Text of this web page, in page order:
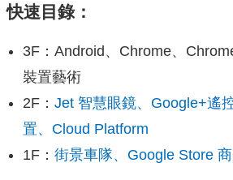
快速目錄：
3F：Android、Chrome、
裝置藝術
2F： Jet 智慧眼鏡、Google+遙
置、Cloud Platform
1F： 街景車隊、Google Store